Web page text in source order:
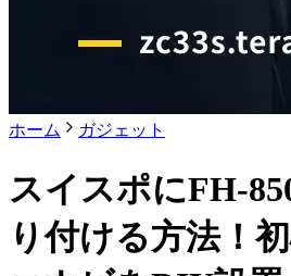
ホーム ガジェット
スイスポにFH-
り付ける方法！